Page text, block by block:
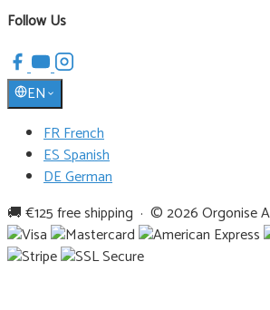
Follow Us
EN
FR French
ES Spanish
DE German
🚚 €125 free shipping · © 2026 Orgonise